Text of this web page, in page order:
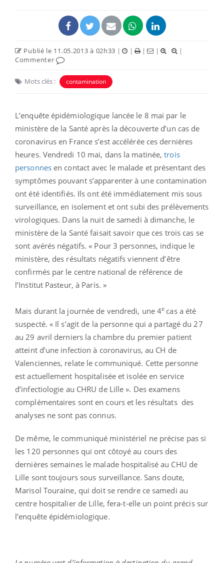
Publié le 11.05.2013 à 02h33 | | | |
|
Commenter
Mots clés : contamination
L’enquête épidémiologique lancée le 8 mai par le
ministère de la Santé après la découverte d’un cas de
coronavirus en France s’est accélérée ces dernières
heures. Vendredi 10 mai, dans la matinée,trois
personnesen contact avec le malade et présentant des
symptômes pouvant s’apparenter à une contamination
ont été identifiés. Ils ont été immédiatement mis sous
surveillance, en isolement et ont subi des prélèvements
virologiques. Dans la nuit de samedi à dimanche, le
ministère de la Santé faisait savoir que ces trois cas se
sont avérés négatifs. « Pour 3 personnes, indique le
ministère, des résultats négatifs viennent d’être
confirmés par le centre national de référence de
l’Institut Pasteur, à Paris. »
Mais durant la journée de vendredi, une 4e cas a été
suspecté. « Il s’agit de la personne qui a partagé du 27
au 29 avril derniers la chambre du premier patient
atteint d’une infection à coronavirus, au CH de
Valenciennes, relate le communiqué. Cette personne
est actuellement hospitalisée et isolée en service
d’infectiologie au CHRU de Lille ». Des examens
complémentaires sont en cours et les résultats des
analyses ne sont pas connus.
De même, le communiqué ministériel ne précise pas si
les 120 personnes qui ont côtoyé au cours des
dernières semaines le malade hospitalisé au CHU de
Lille sont toujours sous surveillance. Sans doute,
Marisol Touraine, qui doit se rendre ce samedi au
centre hospitalier de Lille, fera-t-elle un point précis sur
l’enquête épidémiologique.